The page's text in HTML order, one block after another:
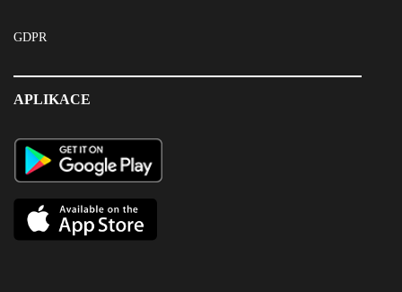
GDPR
APLIKACE